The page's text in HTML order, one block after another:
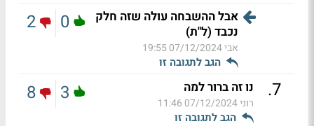
אבל ההשבחה עולה שזה חלק
נכבד (ל"ת)
אבי07/12/2024 19:55
הגב לתגובה זו
0
2
7
. נו זה ברור למה
רוני07/12/2024 11:46
הגב לתגובה זו
3
8